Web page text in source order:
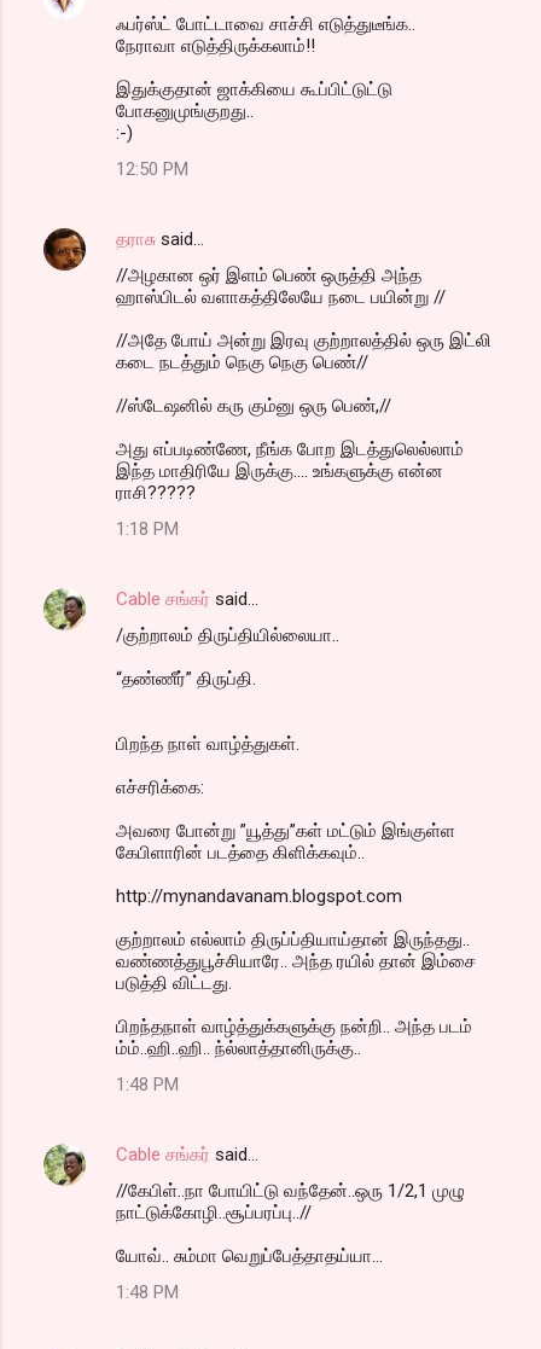
ஃபர்ஸ்ட் போட்டாவை சாச்சி எடுத்துடீங்க..
நேராவா எடுத்திருக்கலாம்!!
இதுக்குதான் ஜாக்கியை கூப்பிட்டுட்டு
போகனுமுங்குறது..
:-)
12:50 PM
தராசு said…
//அழகான ஒர் இளம் பெண் ஒருத்தி அந்த
ஹாஸ்பிடல் வளாகத்திலேயே நடை பயின்று //
//அதே போய் அன்று இரவு குற்றாலத்தில் ஒரு இட்லி
கடை நடத்தும் நெகு நெகு பெண்//
//ஸ்டேஷனில் கரு கும்னு ஒரு பெண்,//
அது எப்படிண்ணே, நீங்க போற இடத்துலெல்லாம்
இந்த மாதிரியே இருக்கு.... உங்களுக்கு என்ன
ராசி?????
1:18 PM
Cable சங்கர் said…
/குற்றாலம் திருப்தியில்லையா..
“தண்ணீர்” திருப்தி.
பிறந்த நாள் வாழ்த்துகள்.
எச்சரிக்கை:
அவரை போன்று ”யூத்து”கள் மட்டும் இங்குள்ள
கேபிளாரின் படத்தை கிளிக்கவும்..
http://mynandavanam.blogspot.com
குற்றாலம் எல்லாம் திருப்ப்தியாய்தான் இருந்தது..
வண்ணத்துபூச்சியாரே.. அந்த ரயில் தான் இம்சை
படுத்தி விட்டது.
பிறந்தநாள் வாழ்த்துக்களுக்கு நன்றி.. அந்த படம்
ம்ம்..ஹி..ஹி.. ந்ல்லாத்தானிருக்கு..
1:48 PM
Cable சங்கர் said…
//கேபிள்..நா போயிட்டு வந்தேன்..ஒரு 1/2,1 முழு
நாட்டுக்கோழி..சூப்பரப்பு..//
யோவ்.. சும்மா வெறுப்பேத்தாதய்யா...
1:48 PM